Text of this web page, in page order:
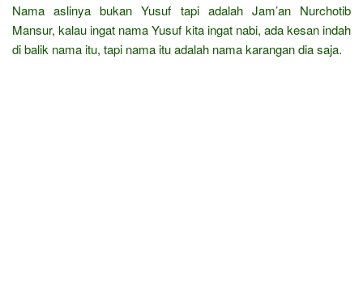
Nama aslinya bukan Yusuf tapi adalah Jam’an Nurchotib
Mansur, kalau ingat nama Yusuf kita ingat nabi, ada kesan indah
di balik nama itu, tapi nama itu adalah nama karangan dia saja.